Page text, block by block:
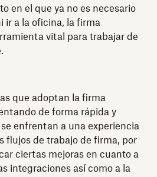
en el que ya no es necesario
ir a la oficina, la firma
vital para trabajar de
que adoptan la firma
de forma rápida y
enfrentan a una experiencia
flujos de trabajo de firma, por
ciertas mejoras en cuanto a
integraciones así como a la